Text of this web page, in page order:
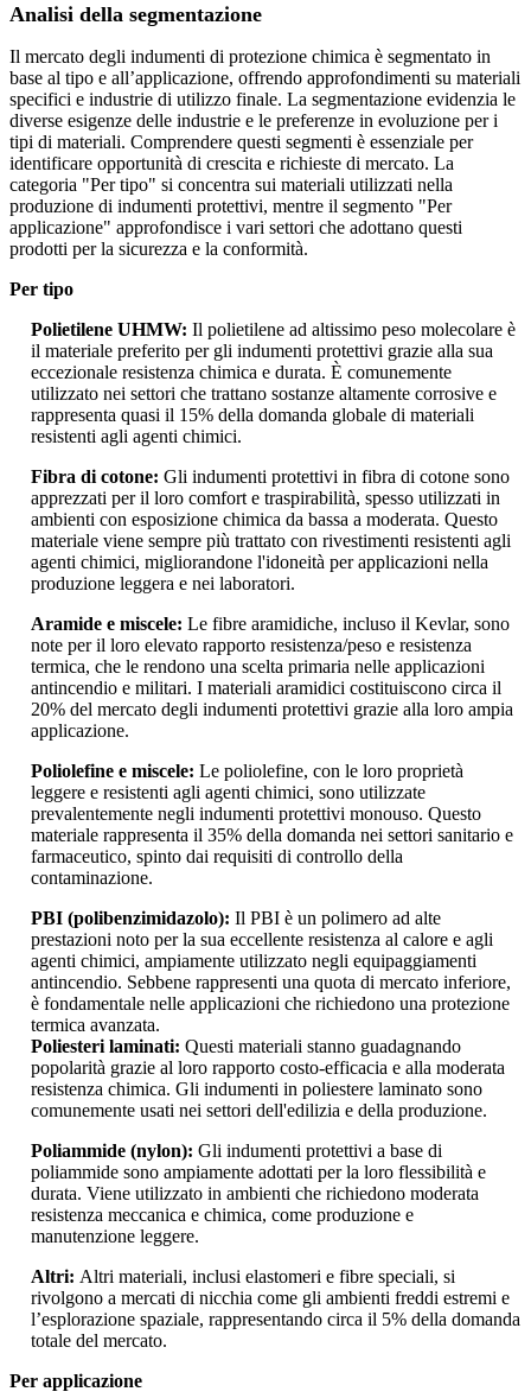
Analisi della segmentazione
Il mercato degli indumenti di protezione chimica è segmentato in
base al tipo e all’applicazione, offrendo approfondimenti su materiali
specifici e industrie di utilizzo finale. La segmentazione evidenzia le
diverse esigenze delle industrie e le preferenze in evoluzione per i
tipi di materiali. Comprendere questi segmenti è essenziale per
identificare opportunità di crescita e richieste di mercato. La
categoria "Per tipo" si concentra sui materiali utilizzati nella
produzione di indumenti protettivi, mentre il segmento "Per
applicazione" approfondisce i vari settori che adottano questi
prodotti per la sicurezza e la conformità.
Per tipo
Polietilene UHMW: Il polietilene ad altissimo peso molecolare è
il materiale preferito per gli indumenti protettivi grazie alla sua
eccezionale resistenza chimica e durata. È comunemente
utilizzato nei settori che trattano sostanze altamente corrosive e
rappresenta quasi il 15% della domanda globale di materiali
resistenti agli agenti chimici.
Fibra di cotone: Gli indumenti protettivi in ​​fibra di cotone sono
apprezzati per il loro comfort e traspirabilità, spesso utilizzati in
ambienti con esposizione chimica da bassa a moderata. Questo
materiale viene sempre più trattato con rivestimenti resistenti agli
agenti chimici, migliorandone l'idoneità per applicazioni nella
produzione leggera e nei laboratori.
Aramide e miscele: Le fibre aramidiche, incluso il Kevlar, sono
note per il loro elevato rapporto resistenza/peso e resistenza
termica, che le rendono una scelta primaria nelle applicazioni
antincendio e militari. I materiali aramidici costituiscono circa il
20% del mercato degli indumenti protettivi grazie alla loro ampia
applicazione.
Poliolefine e miscele: Le poliolefine, con le loro proprietà
leggere e resistenti agli agenti chimici, sono utilizzate
prevalentemente negli indumenti protettivi monouso. Questo
materiale rappresenta il 35% della domanda nei settori sanitario e
farmaceutico, spinto dai requisiti di controllo della
contaminazione.
PBI (polibenzimidazolo): Il PBI è un polimero ad alte
prestazioni noto per la sua eccellente resistenza al calore e agli
agenti chimici, ampiamente utilizzato negli equipaggiamenti
antincendio. Sebbene rappresenti una quota di mercato inferiore,
è fondamentale nelle applicazioni che richiedono una protezione
termica avanzata.
Poliesteri laminati: Questi materiali stanno guadagnando
popolarità grazie al loro rapporto costo-efficacia e alla moderata
resistenza chimica. Gli indumenti in poliestere laminato sono
comunemente usati nei settori dell'edilizia e della produzione.
Poliammide (nylon): Gli indumenti protettivi a base di
poliammide sono ampiamente adottati per la loro flessibilità e
durata. Viene utilizzato in ambienti che richiedono moderata
resistenza meccanica e chimica, come produzione e
manutenzione leggere.
Altri: Altri materiali, inclusi elastomeri e fibre speciali, si
rivolgono a mercati di nicchia come gli ambienti freddi estremi e
l’esplorazione spaziale, rappresentando circa il 5% della domanda
totale del mercato.
Per applicazione